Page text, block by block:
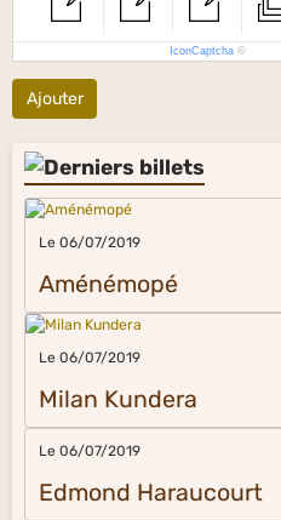
IconCaptcha ©
Ajouter
Le 06/07/2019
Aménémopé
Le 06/07/2019
Milan Kundera
Le 06/07/2019
Edmond Haraucourt